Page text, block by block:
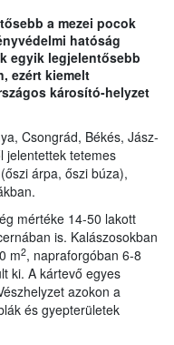
a mezei pocok
hatóság
egyik legjelentősebb
ezért kiemelt
károsító-helyzet
Csongrád, Békés, Jász-
jelentettek tetemes
árpa, őszi búza),
mértéke 14-50 lakott
is. Kalászosokban
m2, napraforgóban 6-8
ki. A kártevő egyes
azokon a
és gyepterületek